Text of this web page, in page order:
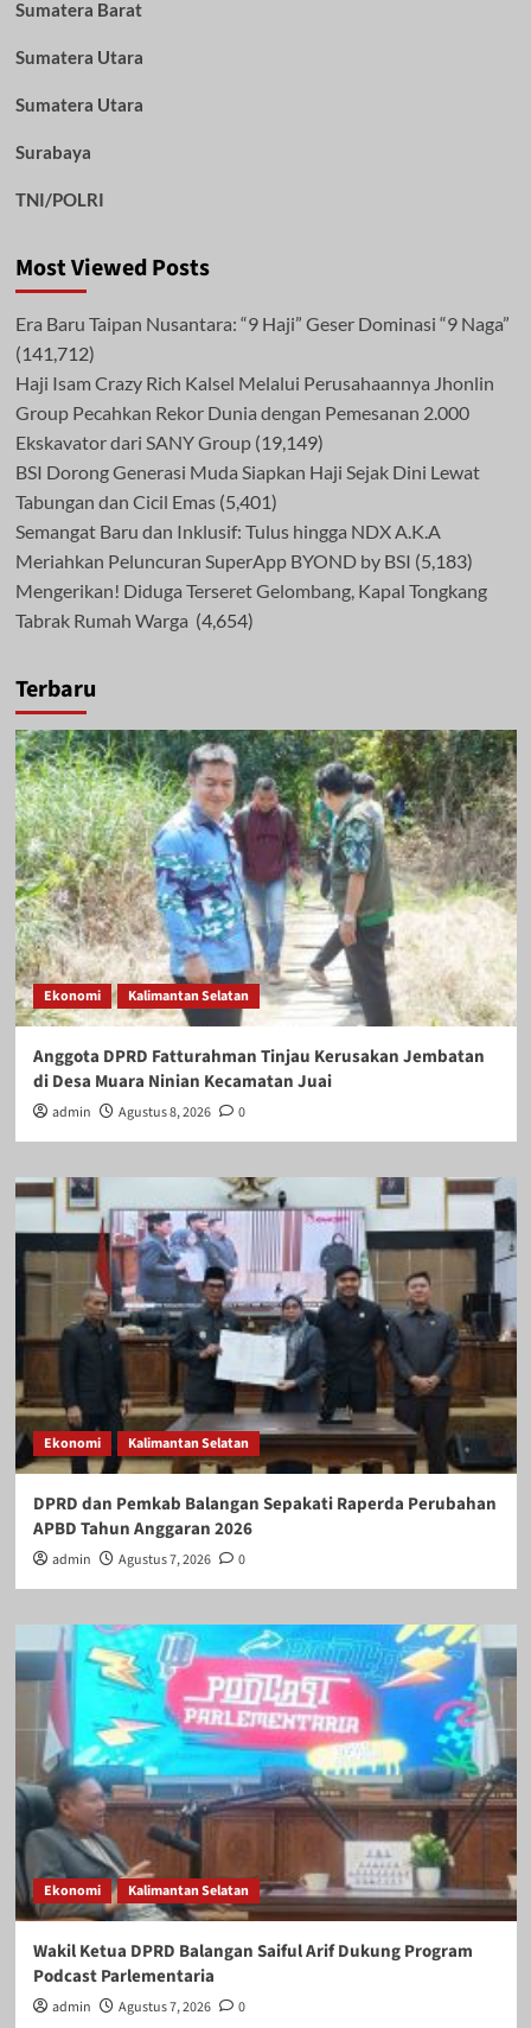
Sumatera Barat
Sumatera Utara
Sumatera Utara
Surabaya
TNI/POLRI
Most Viewed Posts
Era Baru Taipan Nusantara: “9 Haji” Geser Dominasi “9 Naga”
(141,712)
Haji Isam Crazy Rich Kalsel Melalui Perusahaannya Jhonlin
Group Pecahkan Rekor Dunia dengan Pemesanan 2.000
Ekskavator dari SANY Group (19,149)
BSI Dorong Generasi Muda Siapkan Haji Sejak Dini Lewat
Tabungan dan Cicil Emas (5,401)
Semangat Baru dan Inklusif: Tulus hingga NDX A.K.A
Meriahkan Peluncuran SuperApp BYOND by BSI (5,183)
Mengerikan! Diduga Terseret Gelombang, Kapal Tongkang
Tabrak Rumah Warga (4,654)
Terbaru
Ekonomi Kalimantan Selatan
Anggota DPRD Fatturahman Tinjau Kerusakan Jembatan
di Desa Muara Ninian Kecamatan Juai
admin Agustus 8, 2026 0
Ekonomi Kalimantan Selatan
DPRD dan Pemkab Balangan Sepakati Raperda Perubahan
APBD Tahun Anggaran 2026
admin Agustus 7, 2026 0
Ekonomi Kalimantan Selatan
Wakil Ketua DPRD Balangan Saiful Arif Dukung Program
Podcast Parlementaria
admin Agustus 7, 2026 0